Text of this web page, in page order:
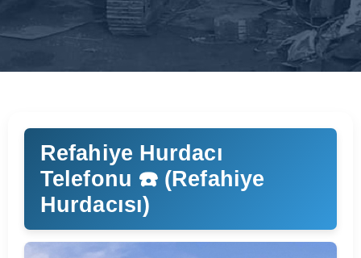
Refahiye Hurdacı
Telefonu ☎️ (Refahiye
Hurdacısı)